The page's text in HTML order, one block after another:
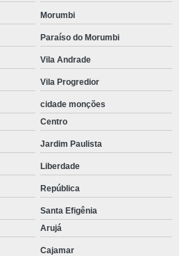
Morumbi
Paraíso do Morumbi
Vila Andrade
Vila Progredior
cidade monções
Centro
Jardim Paulista
Liberdade
República
Santa Efigênia
Arujá
Cajamar